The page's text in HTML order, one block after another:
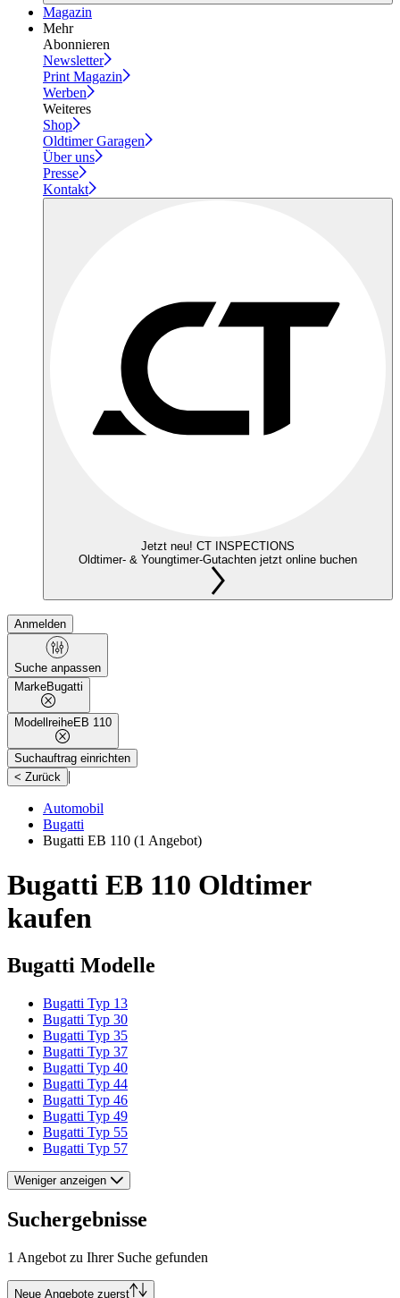
Magazin
Mehr
Abonnieren
Newsletter
Print Magazin
Werben
Weiteres
Shop
Oldtimer Garagen
Über uns
Presse
Kontakt
Jetzt neu! CT INSPECTIONS
Oldtimer- & Youngtimer-Gutachten jetzt online buchen
Anmelden
Suche anpassen
MarkeBugatti
ModellreiheEB 110
Suchauftrag einrichten
< Zurück |
Automobil
Bugatti
Bugatti EB 110 (1 Angebot)
Bugatti EB 110 Oldtimer
kaufen
Bugatti Modelle
Bugatti Typ 13
Bugatti Typ 30
Bugatti Typ 35
Bugatti Typ 37
Bugatti Typ 40
Bugatti Typ 44
Bugatti Typ 46
Bugatti Typ 49
Bugatti Typ 55
Bugatti Typ 57
Weniger anzeigen
Suchergebnisse
1 Angebot zu Ihrer Suche gefunden
Neue Angebote zuerst